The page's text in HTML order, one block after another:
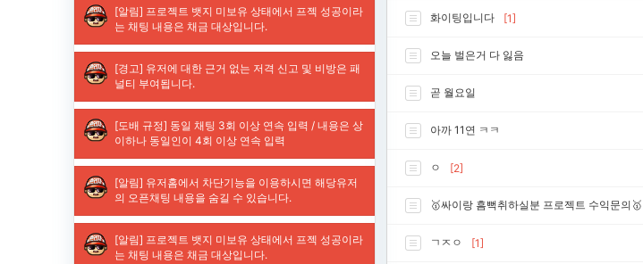
화이팅입니다 [1]
오늘 벌은거 다 잃음
곧 월요일
아까 11연 ㅋㅋ
ㅇ [2]
🥇싸이랑 흠뻑취하실분 프로젝트 수익문의🥇
ㄱㅈㅇ [1]